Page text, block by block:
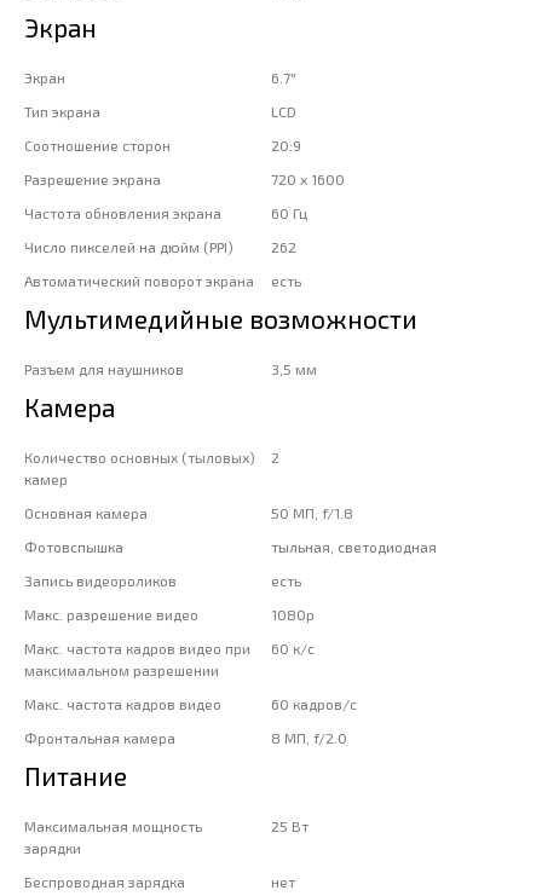
Экран
Экран
6.7"
Тип экрана
LCD
Соотношение сторон
20:9
Разрешение экрана
720 x 1600
Частота обновления экрана
60 Гц
Число пикселей на дюйм (PPI)
262
Автоматический поворот экрана
есть
Мультимедийные возможности
Разъем для наушников 3,5 мм
Камера
Количество основных (тыловых)
камер
2
Основная камера
50 МП, f/1.8
Фотовспышка
тыльная, светодиодная
Запись видеороликов
есть
Макс. разрешение видео
1080p
Макс. частота кадров видео при
максимальном разрешении
60 к/c
Макс. частота кадров видео
60 кадров/с
Фронтальная камера
8 МП, f/2.0
Питание
Максимальная мощность
зарядки
25 Вт
Беспроводная зарядка
нет